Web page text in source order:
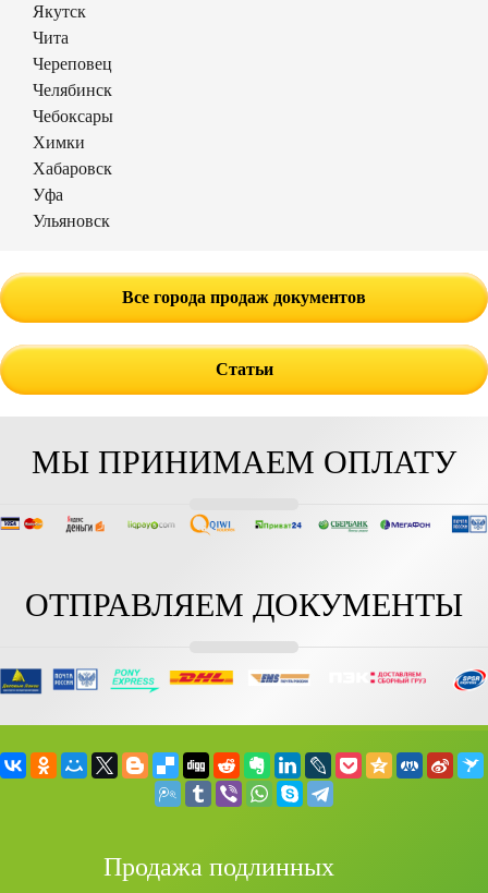
Якутск
Чита
Череповец
Челябинск
Чебоксары
Химки
Хабаровск
Уфа
Ульяновск
Все города продаж документов
Статьи
МЫ ПРИНИМАЕМ ОПЛАТУ
ОТПРАВЛЯЕМ ДОКУМЕНТЫ
Продажа подлинных